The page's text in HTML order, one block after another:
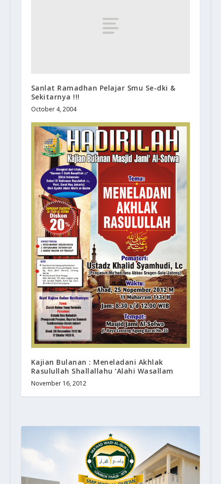
Sanlat Ramadhan Pelajar Smu Se-dki &
Sekitarnya !!!
October 4, 2004
Kajian Bulanan : Meneladani Akhlak
Rasulullah Shallallahu ‘Alahi Wasallam
November 16, 2012